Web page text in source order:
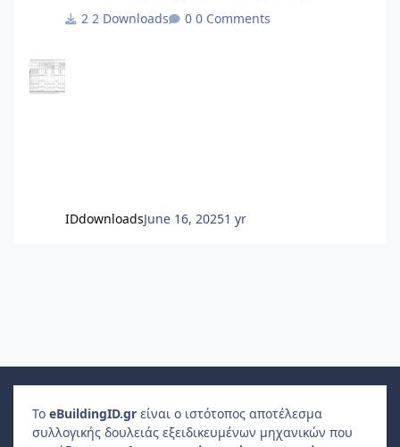
αλλά με δύο συντελεστές, έναν για την χρέωση με
2 Downloads 0 Comments
IDdownloadsJune 16, 20251 yr
Το eBuildingID.gr είναι ο ιστότοπος αποτέλεσμα
συλλογικής δουλειάς εξειδικευμένων μηχανικών που